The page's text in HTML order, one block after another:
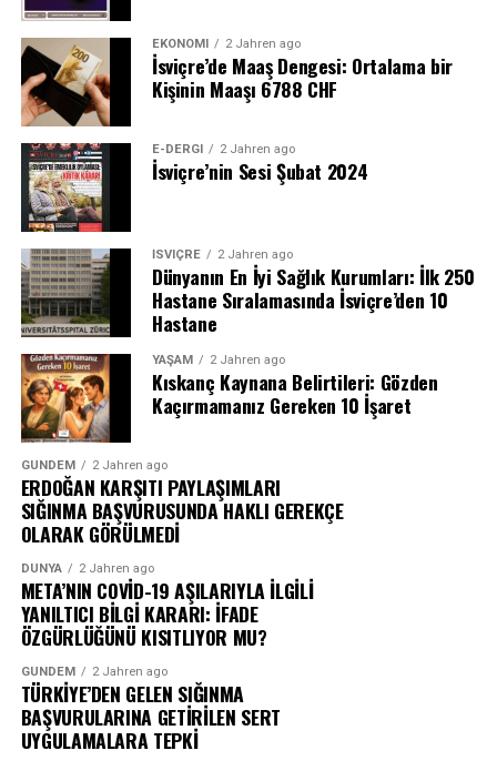
EKONOMI 2 Jahren ago
İsviçre’de Maaş Dengesi: Ortalama bir
Kişinin Maaşı 6788 CHF
E-DERGI 2 Jahren ago
İsviçre’nin Sesi Şubat 2024
İSVIÇRE 2 Jahren ago
Dünyanın En İyi Sağlık Kurumları: İlk 250
Hastane Sıralamasında İsviçre’den 10
Hastane
YAŞAM 2 Jahren ago
Kıskanç Kaynana Belirtileri: Gözden
Kaçırmamanız Gereken 10 İşaret
GÜNDEM 2 Jahren ago
ERDOĞAN KARŞITI PAYLAŞIMLARI
SIĞINMA BAŞVURUSUNDA HAKLI GEREKÇE
OLARAK GÖRÜLMEDİ
DÜNYA 2 Jahren ago
META’NIN COVİD-19 AŞILARIYLA İLGİLİ
YANILTICI BİLGİ KARARI: İFADE
ÖZGÜRLÜĞÜNÜ KISITLIYOR MU?
GÜNDEM 2 Jahren ago
TÜRKİYE’DEN GELEN SIĞINMA
BAŞVURULARINA GETİRİLEN SERT
UYGULAMALARA TEPKİ